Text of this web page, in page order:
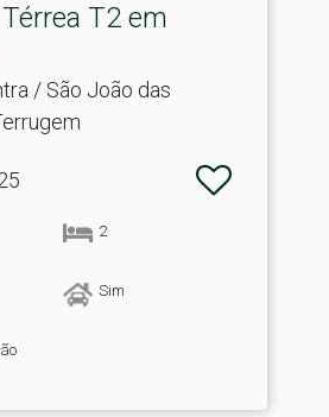
T2 em
/ São João das
2
Sim